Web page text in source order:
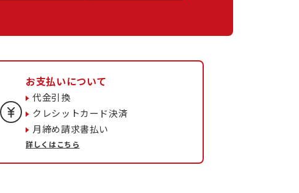
お支払いについて
代金引換
クレシットカード決済
月締め請求書払い
詳しくはこちら